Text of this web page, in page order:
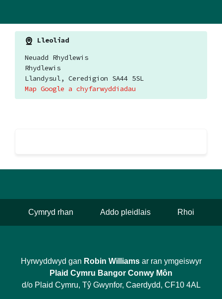
Lleoliad
Neuadd Rhydlewis
Rhydlewis
Llandysul, Ceredigion SA44 5SL
Map Google a chyfarwyddiadau
Cymryd rhan Addo pleidlais Rhoi
Hyrwyddwyd gan Robin Williamsar ran ymgeiswyr
Plaid Cymru Bangor Conwy Môn
d/o Plaid Cymru, Tŷ Gwynfor, Caerdydd, CF10 4AL